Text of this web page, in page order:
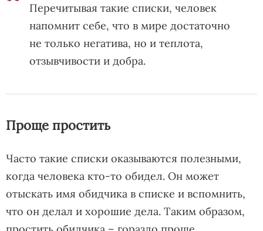
Перечитывая такие списки, человек
напомнит себе, что в мире достаточно
не только негатива, но и теплота,
отзывчивости и добра.
Проще простить
Часто такие списки оказываются полезными,
когда человека кто-то обидел. Он может
отыскать имя обидчика в списке и вспомнить,
что он делал и хорошие дела. Таким образом,